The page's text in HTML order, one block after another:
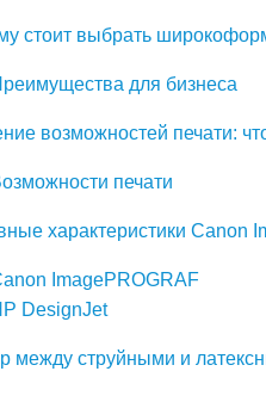
стоит выбрать
для бизнеса
возможностей печати:
печати
характеристики Canon
ImagePROGRAF
DesignJet
между струйными и